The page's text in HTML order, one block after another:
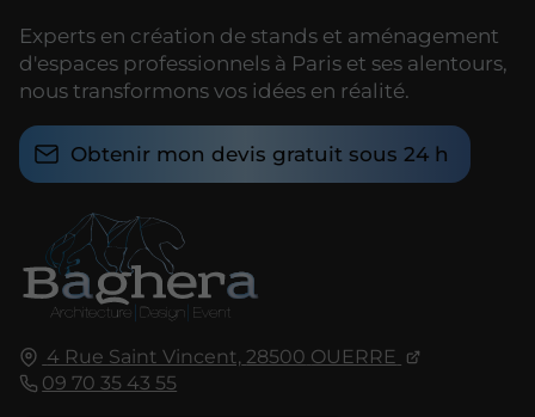
4 Rue Saint Vincent, 28500 OUERRE
09 70 35 43 55
Experts en création de stands et aménagement
d'espaces professionnels à Paris et ses alentours,
nous transformons vos idées en réalité.
Obtenir mon devis gratuit sous 24 h